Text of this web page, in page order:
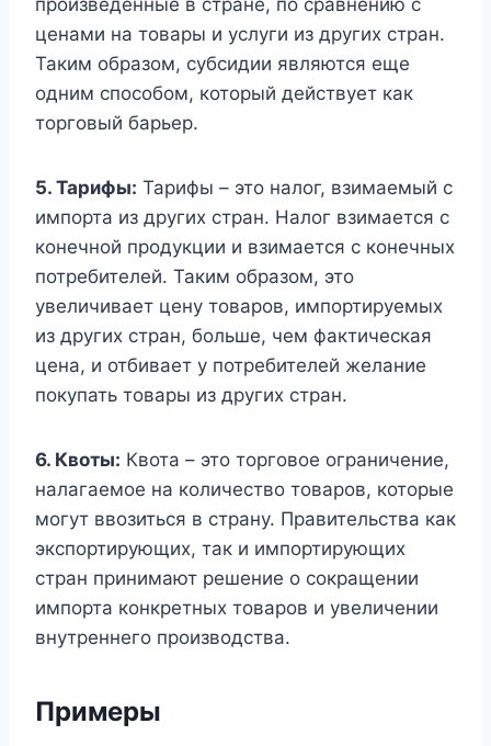
ценами на товары и услуги из других стран.
Таким образом, субсидии являются еще
одним способом, который действует как
торговый барьер.
5. Тарифы: Тарифы – это налог, взимаемый с
импорта из других стран. Налог взимается с
конечной продукции и взимается с конечных
потребителей. Таким образом, это
увеличивает цену товаров, импортируемых
из других стран, больше, чем фактическая
цена, и отбивает у потребителей желание
покупать товары из других стран.
6. Квоты: Квота – это торговое ограничение,
налагаемое на количество товаров, которые
могут ввозиться в страну. Правительства как
экспортирующих, так и импортирующих
стран принимают решение о сокращении
импорта конкретных товаров и увеличении
внутреннего производства.
Примеры